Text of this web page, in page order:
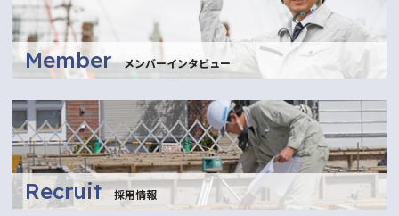
Member メンバーインタビュー
Recruit 採用情報